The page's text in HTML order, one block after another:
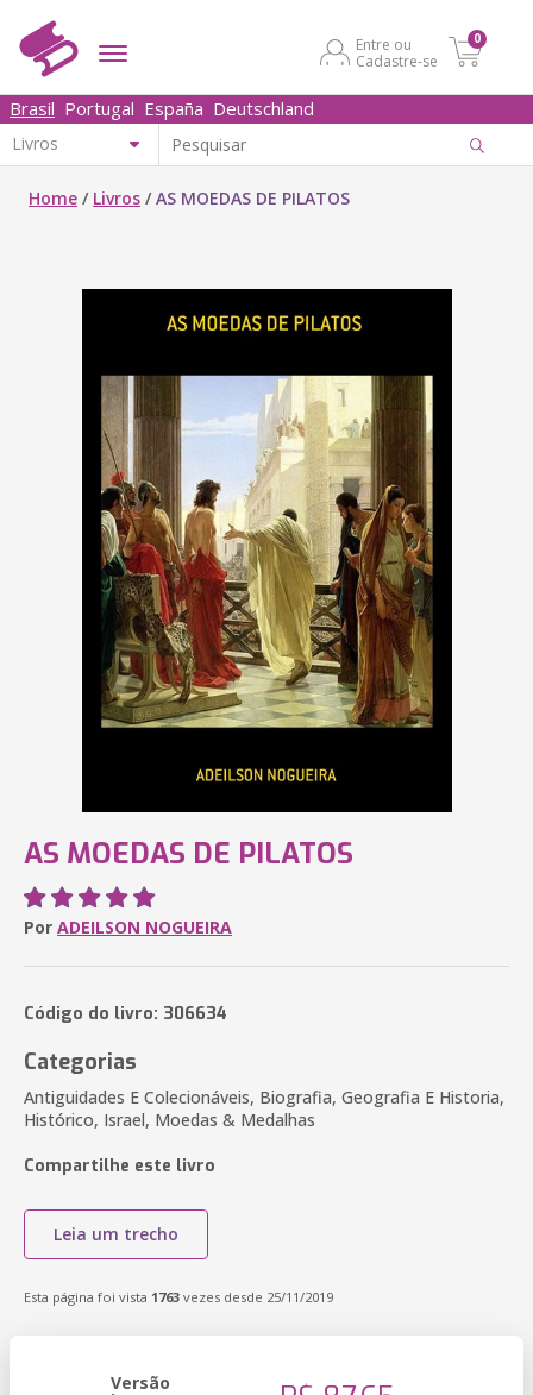
Entre ou
Cadastre-se
0
Brasil Portugal España Deutschland
Home / Livros /AS MOEDAS DE PILATOS
AS MOEDAS DE PILATOS
Por ADEILSON NOGUEIRA
Código do livro: 306634
Categorias
Antiguidades E Colecionáveis, Biografia, Geografia E Historia,
Histórico, Israel, Moedas & Medalhas
Compartilhe este livro
Leia um trecho
Esta página foi vista 1763 vezes desde 25/11/2019
Versão